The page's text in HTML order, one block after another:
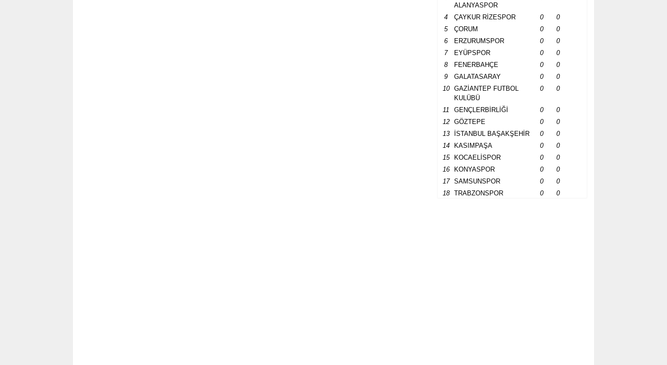
ALANYASPOR
4 ÇAYKUR RİZESPOR 0
0
5
ÇORUM 0
0
6
ERZURUMSPOR 0
0
7
EYÜPSPOR 0
0
8
FENERBAHÇE 0
0
9
GALATASARAY 0
0
10
GAZİANTEP FUTBOL
KULÜBÜ
0 0
11 GENÇLERBİRLİĞİ 0
0
12
GÖZTEPE 0
0
13
İSTANBUL BAŞAKŞEHİR 0
0
14
KASIMPAŞA 0
0
15
KOCAELİSPOR 0
0
16
KONYASPOR 0
0
17
SAMSUNSPOR 0
0
18
TRABZONSPOR 0 0